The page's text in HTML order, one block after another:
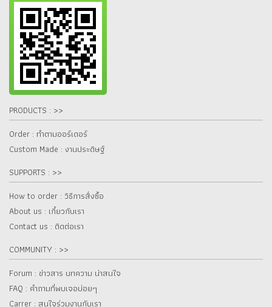
PRODUCTS : >>
Order : ทำตามออร์เดอร์
Custom Made : งานประดิษฐ์
SUPPORTS : >>
How to order : วิธีการสั่งซื้อ
About us : เกี๋ยวกับเรา
Contact us : ติดต่อเรา
COMMUNITY : >>
Forum : ข่าวสาร บทความ น่าสนใจ
FAQ : คำถามที่พบเจอบ่อยๆ
Carrer : สนใจร่วมงานกับเรา